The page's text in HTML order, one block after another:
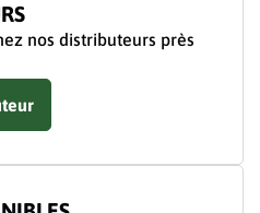
nos distributeurs près